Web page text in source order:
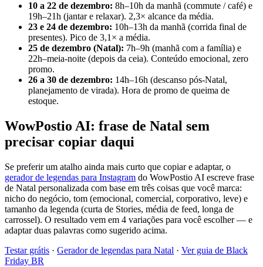
10 a 22 de dezembro: 8h–10h da manhã (commute / café) e
19h–21h (jantar e relaxar). 2,3× alcance da média.
23 e 24 de dezembro: 10h–13h da manhã (corrida final de
presentes). Pico de 3,1× a média.
25 de dezembro (Natal): 7h–9h (manhã com a família) e
22h–meia-noite (depois da ceia). Conteúdo emocional, zero
promo.
26 a 30 de dezembro: 14h–16h (descanso pós-Natal,
planejamento de virada). Hora de promo de queima de
estoque.
WowPostio AI: frase de Natal sem
precisar copiar daqui
Se preferir um atalho ainda mais curto que copiar e adaptar, o
gerador de legendas para Instagram do WowPostio AI escreve frase
de Natal personalizada com base em três coisas que você marca:
nicho do negócio, tom (emocional, comercial, corporativo, leve) e
tamanho da legenda (curta de Stories, média de feed, longa de
carrossel). O resultado vem em 4 variações para você escolher — e
adaptar duas palavras como sugerido acima.
Testar grátis · Gerador de legendas para Natal · Ver guia de Black
Friday BR